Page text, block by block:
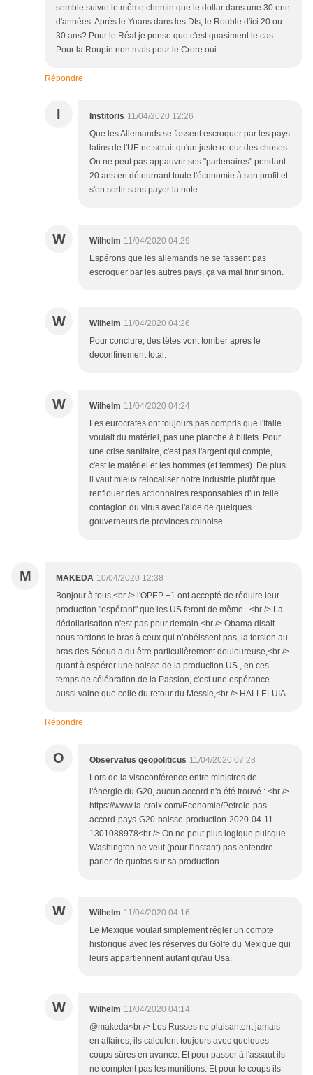
semble suivre le même chemin que le dollar dans une 30 ene
d'années. Après le Yuans dans les Dts, le Rouble d'ici 20 ou
30 ans? Pour le Réal je pense que c'est quasiment le cas.
Pour la Roupie non mais pour le Crore oui.
Répondre
I Institoris 11/04/2020 12:26
Que les Allemands se fassent escroquer par les pays
latins de l'UE ne serait qu'un juste retour des choses.
On ne peut pas appauvrir ses "partenaires" pendant
20 ans en détournant toute l'économie à son profit et
s'en sortir sans payer la note.
W Wilhelm 11/04/2020 04:29
Espérons que les allemands ne se fassent pas
escroquer par les autres pays, ça va mal finir sinon.
W Wilhelm 11/04/2020 04:26
Pour conclure, des têtes vont tomber après le
deconfinement total.
W Wilhelm 11/04/2020 04:24
Les eurocrates ont toujours pas compris que l'Italie
voulait du matériel, pas une planche à billets. Pour
une crise sanitaire, c'est pas l'argent qui compte,
c'est le matériel et les hommes (et femmes). De plus
il vaut mieux relocaliser notre industrie plutôt que
renflouer des actionnaires responsables d'un telle
contagion du virus avec l'aide de quelques
gouverneurs de provinces chinoise.
M MAKEDA 10/04/2020 12:38
Bonjour à tous,<br /> l'OPEP +1 ont accepté de réduire leur
production "espérant" que les US feront de même...<br /> La
dédollarisation n'est pas pour demain.<br /> Obama disait
nous tordons le bras à ceux qui n’obéissent pas, la torsion au
bras des Séoud a du être particulièrement douloureuse,<br />
quant à espérer une baisse de la production US , en ces
temps de célébration de la Passion, c'est une espérance
aussi vaine que celle du retour du Messie,<br /> HALLELUIA
Répondre
O Observatus geopoliticus 11/04/2020 07:28
Lors de la visoconférence entre ministres de
l'énergie du G20, aucun accord n'a été trouvé : <br />
https://www.la-croix.com/Economie/Petrole-pas-
accord-pays-G20-baisse-production-2020-04-11-
1301088978<br /> On ne peut plus logique puisque
Washington ne veut (pour l'instant) pas entendre
parler de quotas sur sa production...
W Wilhelm 11/04/2020 04:16
Le Mexique voulait simplement régler un compte
historique avec les réserves du Golfe du Mexique qui
leurs appartiennent autant qu'au Usa.
W Wilhelm 11/04/2020 04:14
@makeda<br /> Les Russes ne plaisantent jamais
en affaires, ils calculent toujours avec quelques
coups sûres en avance. Et pour passer à l'assaut ils
ne comptent pas les munitions. Et pour le coups ils